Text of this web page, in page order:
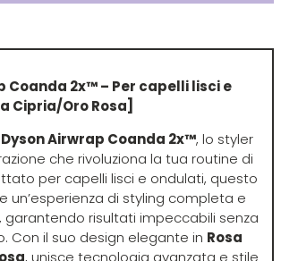
INTERNATIONAL
I-J-K
Imbue
INSight
INTERCOSMO
Coanda 2x™ – Per capelli lisci e
Cipria/Oro Rosa]
Dyson Airwrap Coanda 2x™, lo styler
che rivoluziona la tua routine di
per capelli lisci e ondulati, questo
un’esperienza di styling completa e
garantendo risultati impeccabili senza
Con il suo design elegante in Rosa
, unisce tecnologia avanzata e stile